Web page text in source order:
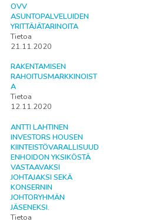
OVV
ASUNTOPALVELUIDEN
YRITTÄJÄTARINOITA
Tietoa
21.11.2020
RAKENTAMISEN
RAHOITUSMARKKINOIST
A
Tietoa
12.11.2020
ANTTI LAHTINEN
INVESTORS HOUSEN
KIINTEISTÖVARALLISUUD
ENHOIDON YKSIKÖSTÄ
VASTAAVAKSI
JOHTAJAKSI SEKÄ
KONSERNIN
JOHTORYHMÄN
JÄSENEKSI.
Tietoa